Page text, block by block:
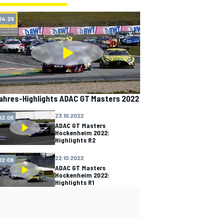
Highlights ADAC GT Masters 2022
23.10.2022
ADAC GT Masters
Hockenheim 2022:
Highlights R2
22.10.2022
ADAC GT Masters
Hockenheim 2022:
Highlights R1